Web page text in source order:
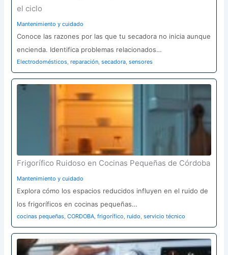
el ciclo
Mantenimiento y cuidado
Conoce las razones por las que tu secadora no inicia aunque
encienda. Identifica problemas relacionados…
Electrodomésticos,reparación,secadora,sensores
Frigorífico Ruidoso en Cocinas Pequeñas de Córdoba
Mantenimiento y cuidado
Explora cómo los espacios reducidos influyen en el ruido de
los frigoríficos en cocinas pequeñas…
cocinas pequeñas,CORDOBA,frigorífico,ruido,servicio técnico